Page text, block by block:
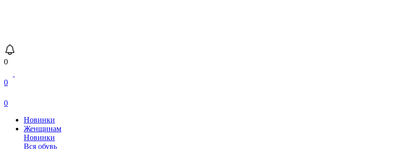
0
0
0
Новинки
Женщинам
Новинки
Вся обувь